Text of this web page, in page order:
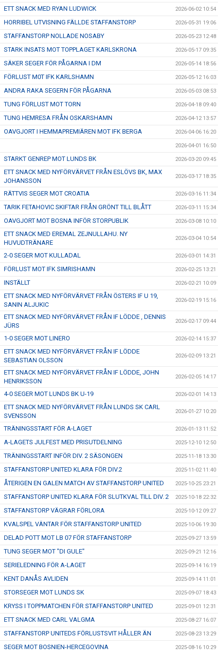
ETT SNACK MED RYAN LUDWICK 2026-06-02 10:54
HORRIBEL UTVISNING FÄLLDE STAFFANSTORP 2026-05-31 19:06
STAFFANSTORP NOLLADE NOSABY 2026-05-23 12:48
STARK INSATS MOT TOPPLAGET KARLSKRONA 2026-05-17 09:35
SÄKER SEGER FÖR PÅGARNA I DM 2026-05-14 18:56
FÖRLUST M0T IFK KARLSHAMN 2026-05-12 16:03
ANDRA RAKA SEGERN FÖR PÅGARNA 2026-05-03 08:53
TUNG FÖRLUST MOT TORN 2026-04-18 09:40
TUNG HEMRESA FRÅN OSKARSHAMN 2026-04-12 13:57
OAVGJORT I HEMMAPREMIÄREN MOT IFK BERGA 2026-04-06 16:20
2026-04-01 16:50
STARKT GENREP MOT LUNDS BK 2026-03-20 09:45
ETT SNACK MED NYFÖRVÄRVET FRÅN ESLÖVS BK, MAX
JOHANSSON
2026-03-17 18:35
RÄTTVIS SEGER MOT CROATIA 2026-03-16 11:34
TARIK FETAHOVIC SKIFTAR FRÅN GRÖNT TILL BLÅTT 2026-03-11 15:34
OAVGJORT MOT BOSNA INFÖR STORPUBLIK 2026-03-08 10:10
ETT SNACK MED EREMAL ZEJNULLAHU. NY
HUVUDTRÄNARE
2026-03-04 10:54
2-0 SEGER MOT KULLADAL 2026-03-01 14:31
FÖRLUST MOT IFK SIMRISHAMN 2026-02-25 13:21
INSTÄLLT 2026-02-21 10:09
ETT SNACK MED NYFÖRVÄRVET FRÅN ÖSTERS IF U 19,
SANIN ALJUKIC
2026-02-19 15:16
ETT SNACK MED NYFÖRVÄRVET FRÅN IF LÖDDE , DENNIS
JÜRS
2026-02-17 09:44
1-0 SEGER MOT LINERO 2026-02-14 15:37
ETT SNACK MED NYFÖRVÄRVET FRÅN IF LÖDDE
SEBASTIAN OLSSON
2026-02-09 13:21
ETT SNACK MED NYFÖRVÄRVET FRÅN IF LÖDDE, JOHN
HENRIKSSON
2026-02-05 14:17
4-0 SEGER MOT LUNDS BK U-19 2026-02-01 14:13
ETT SNACK MED NYFÖRVÄRVET FRÅN LUNDS SK CARL
SVENSSON
2026-01-27 10:20
TRÄNINGSSTART FÖR A-LAGET 2026-01-13 11:52
A-LAGETS JULFEST MED PRISUTDELNING 2025-12-10 12:50
TRÄNINGSSTART INFÖR DIV. 2 SÄSONGEN 2025-11-18 13:30
STAFFANSTORP UNITED KLARA FÖR DIV.2 2025-11-02 11:40
ÅTERIGEN EN GALEN MATCH AV STAFFANSTORP UNITED 2025-10-25 23:21
STAFFANSTORP UNITED KLARA FÖR SLUTKVAL TILL DIV. 2 2025-10-18 22:32
STAFFANSTORP VÄGRAR FÖRLORA 2025-10-12 09:27
KVALSPEL VÄNTAR FÖR STAFFANSTORP UNITED 2025-10-06 19:30
DELAD POTT MOT LB 07 FÖR STAFFANSTORP 2025-09-27 13:59
TUNG SEGER MOT "DI GULE" 2025-09-21 12:16
SERIELEDNING FÖR A-LAGET 2025-09-14 16:19
KENT DANÅS AVLIDEN 2025-09-14 11:01
STORSEGER MOT LUNDS SK 2025-09-07 18:43
KRYSS I TOPPMATCHEN FÖR STAFFANSTORP UNITED 2025-09-01 12:31
ETT SNACK MED CARL VALGMA 2025-08-27 16:07
STAFFANSTORP UNITEDS FÖRLUSTSVIT HÅLLER ÄN 2025-08-23 13:29
SEGER MOT BOSNIEN-HERCEGOVINA 2025-08-16 10:29